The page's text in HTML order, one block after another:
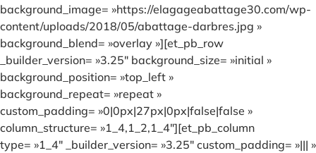
background_image= »https://elagageabattage30.com/wp-
content/uploads/2018/05/abattage-darbres.jpg »
background_blend= »overlay »][et_pb_row
_builder_version= »3.25″ background_size= »initial »
background_position= »top_left »
background_repeat= »repeat »
custom_padding= »0|0px|27px|0px|false|false »
column_structure= »1_4,1_2,1_4″][et_pb_column
type= »1_4″ _builder_version= »3.25″ custom_padding= »||| »